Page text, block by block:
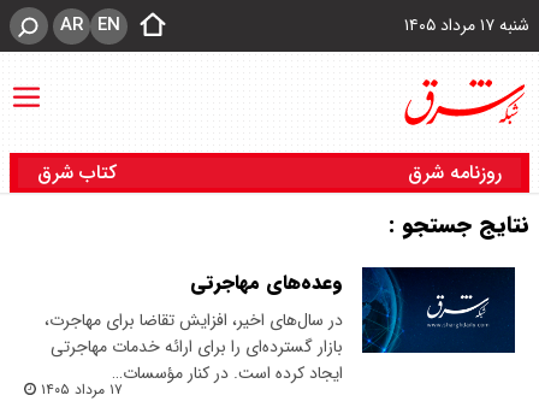
شنبه ۱۷ مرداد ۱۴۰۵ EN
AR
روزنامه شرق کتاب شرق
نتایج جستجو :
وعده‌های مهاجرتی
در سال‌های اخیر، افزایش تقاضا برای مهاجرت،
بازار گسترده‌ای را برای ارائه خدمات مهاجرتی
ایجاد کرده است. در کنار مؤسسات…
۱۷ مرداد ۱۴۰۵